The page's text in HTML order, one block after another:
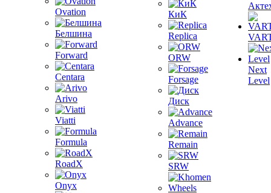
Ovation
Белшина
Forward
Centara
Arivo
Viatti
Formula
RoadX
Onyx
КиК
Replica
ORW
Forsage
Диск
Advance
Remain
SRW
Next
Level